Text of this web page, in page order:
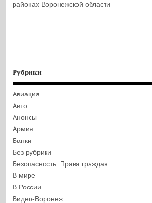
районах Воронежской области
Рубрики
Авиация
Авто
Анонсы
Армия
Банки
Без рубрики
Безопасность. Права граждан
В мире
В России
Видео-Воронеж